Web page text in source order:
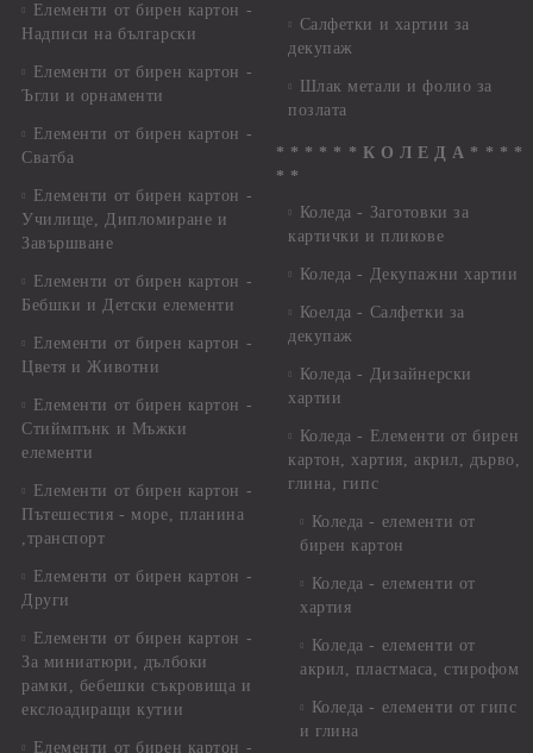
Елементи от бирен картон -
Надписи на български
Елементи от бирен картон -
Ъгли и орнаменти
Елементи от бирен картон -
Сватба
Елементи от бирен картон -
Училище, Дипломиране и
Завършване
Елементи от бирен картон -
Бебшки и Детски елементи
Елементи от бирен картон -
Цветя и Животни
Елементи от бирен картон -
Стиймпънк и Мъжки
елементи
Елементи от бирен картон -
Пътешестия - море, планина
,транспорт
Елементи от бирен картон -
Други
Елементи от бирен картон -
За миниатюри, дълбоки
рамки, бебешки съкровища и
екслоадиращи кутии
Елементи от бирен картон -
Салфетки и хартии за
декупаж
Шлак метали и фолио за
позлата
* * * * * * К О Л Е Д А * * * *
* *
Коледа - Заготовки за
картички и пликове
Коледа - Декупажни хартии
Коелда - Салфетки за
декупаж
Коледа - Дизайнерски
хартии
Коледа - Eлементи от бирен
картон, хартия, акрил, дърво,
глина, гипс
Коледа - елементи от
бирен картон
Коледа - елементи от
хартия
Коледа - елементи от
акрил, пластмаса, стирофом
Коледа - елементи от гипс
и глина